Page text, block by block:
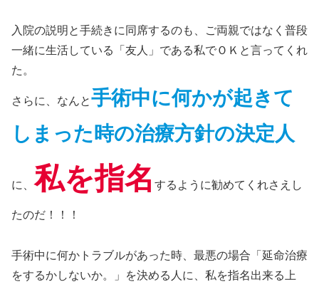
入院の説明と手続きに同席するのも、ご両親ではなく普段
一緒に生活している「友人」である私でＯＫと言ってくれ
た。
さらに、なんと手術中に何かが起きて
しまった時の治療方針の決定人
に、私を指名 するように勧めてくれさえし
たのだ！！！
手術中に何かトラブルがあった時、最悪の場合「延命治療
をするかしないか。」を決める人に、私を指名出来る上